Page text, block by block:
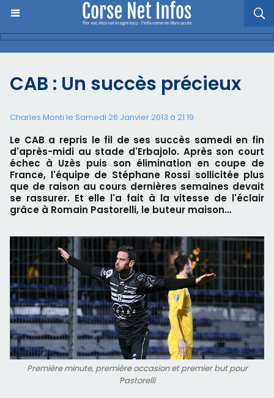
CAB : Un succès précieux
Charles Monti le Samedi 26 Janvier 2013 à 21:19
Le CAB a repris le fil de ses succès samedi en fin
d'après-midi au stade d'Erbajolo. Après son court
échec à Uzès puis son élimination en coupe de
France, l'équipe de Stéphane Rossi sollicitée plus
que de raison au cours dernières semaines devait
se rassurer. Et elle l'a fait à la vitesse de l'éclair
grâce à Romain Pastorelli, le buteur maison…
Première minute, première occasion et premier but pour
Pastorelli